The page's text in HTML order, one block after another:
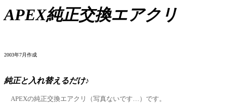
APEX純正交換エアクリ
2003年7月作成
純正と入れ替えるだけ♪
APEXの純正交換エアクリ（写真ないです…）です。